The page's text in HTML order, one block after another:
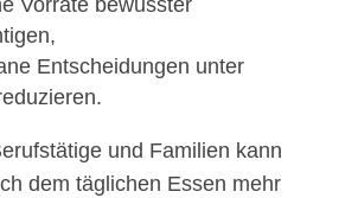
Vorräte bewusster
Entscheidungen unter
und Familien kann
dem täglichen Essen mehr